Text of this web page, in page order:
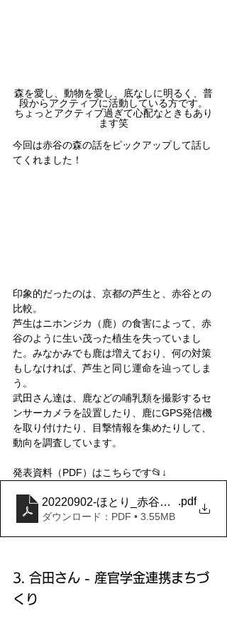
森を愛し、動物を愛し、底なしに明るく、普
段からアクティブに活動している方です。
ちょっとアクティブ過ぎて心配なときもあり
ます笑
今回は赤谷の森の話をピックアップして話し
てくれました！
印象的だったのは、京都の芦生と、赤谷との
比較。
芦生はニホンジカ（鹿）の食害によって、赤
谷のように生い茂った植生を失っていまし
た。みなかみでも鹿は増えており、何の対策
もしなければ、芦生と同じ運命を辿ってしま
う。
武田さん達は、鹿などの哺乳類を撮影するセ
ンサーカメラを設置したり、鹿にGPS発信機
を取り付けたり、目撃情報を集めたりして、
動向を調査しています。
発表資料（PDF）はこちらです📂↓
20220902-ほとり_赤谷プロジェクト
.pdf
ダウンロード：PDF • 3.55MB
3. 合田さん - 産官学金連携まちづ
くり